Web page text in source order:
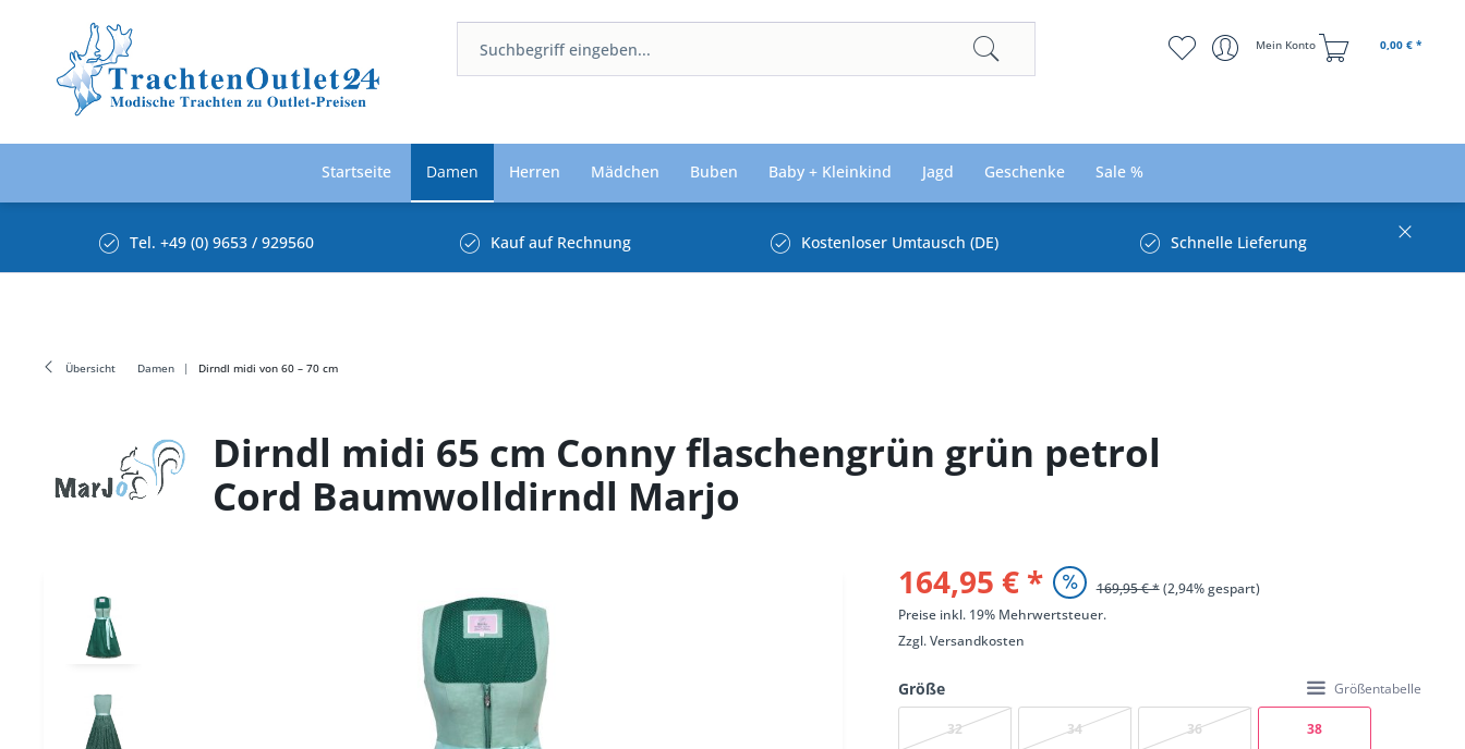
Mein Konto 0,00 € *
Startseite Damen Herren Mädchen Buben Baby + Kleinkind Jagd Geschenke Sale %
Tel. +49 (0) 9653 / 929560 Kauf auf Rechnung Kostenloser Umtausch (DE) Schnelle Lieferung
Übersicht Damen Dirndl midi von 60 – 70 cm
Dirndl midi 65 cm Conny flaschengrün grün petrol
Cord Baumwolldirndl Marjo
164,95 € * 169,95 € *(2,94% gespart)
Preise inkl. 19% Mehrwertsteuer.
Zzgl.Versandkosten
Größe Größentabelle
32 34 36 38